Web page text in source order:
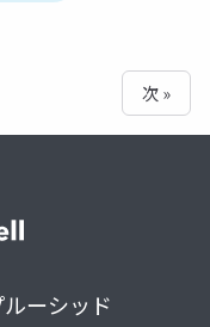
次 »
ーシッド